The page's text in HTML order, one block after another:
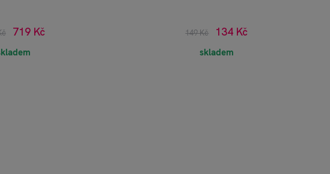
719 Kč 149 Kč 134 Kč
skladem